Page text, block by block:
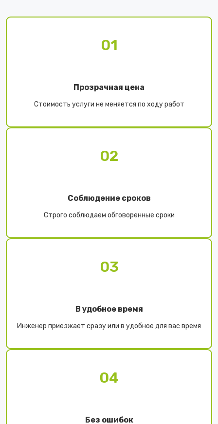
01
Прозрачная цена
Стоимость услуги не меняется по ходу работ
02
Соблюдение сроков
Строго соблюдаем обговоренные сроки
03
В удобное время
Инженер приезжает сразу или в удобное для вас время
04
Без ошибок